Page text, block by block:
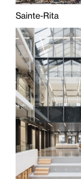
Sainte-Rita